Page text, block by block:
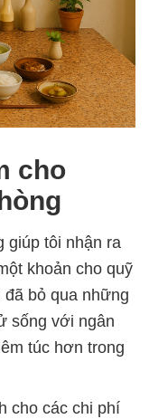
cho
giúp tôi nhận ra
khoản cho quỹ
bỏ qua những
sống với ngân
túc hơn trong
cho các chi phí